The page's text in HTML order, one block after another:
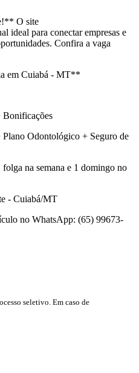
O site
ideal para conectar empresas e
Confira a vaga
em Cuiabá - MT**
Odontológico + Seguro de
na semana e 1 domingo no
- Cuiabá/MT
no WhatsApp: (65) 99673-
seletivo. Em caso de